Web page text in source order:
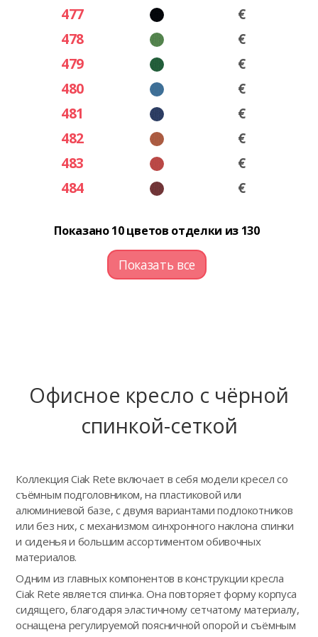
477
€
478
€
479
€
480
€
481
€
482
€
483
€
484
€
Показано 10 цветов отделки из 130
Показать все
Офисное кресло с чёрной
спинкой-сеткой
Коллекция Ciak Rete включает в себя модели кресел со
съёмным подголовником, на пластиковой или
алюминиевой базе, с двумя вариантами подлокотников
или без них, с механизмом синхронного наклона спинки
и сиденья и большим ассортиментом обивочных
материалов.
Одним из главных компонентов в конструкции кресла
Ciak Rete является спинка. Она повторяет форму корпуса
сидящего, благодаря эластичному сетчатому материалу,
оснащена регулируемой поясничной опорой и съёмным